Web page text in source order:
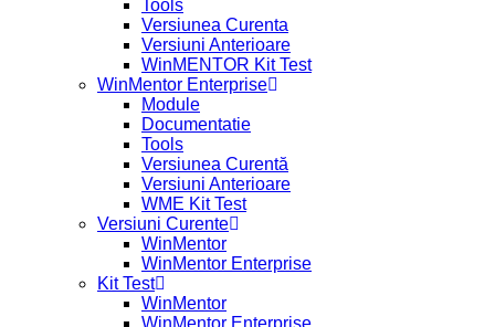
Tools
Versiunea Curenta
Versiuni Anterioare
WinMENTOR Kit Test
WinMentor Enterprise
Module
Documentatie
Tools
Versiunea Curentă
Versiuni Anterioare
WME Kit Test
Versiuni Curente
WinMentor
WinMentor Enterprise
Kit Test
WinMentor
WinMentor Enterprise